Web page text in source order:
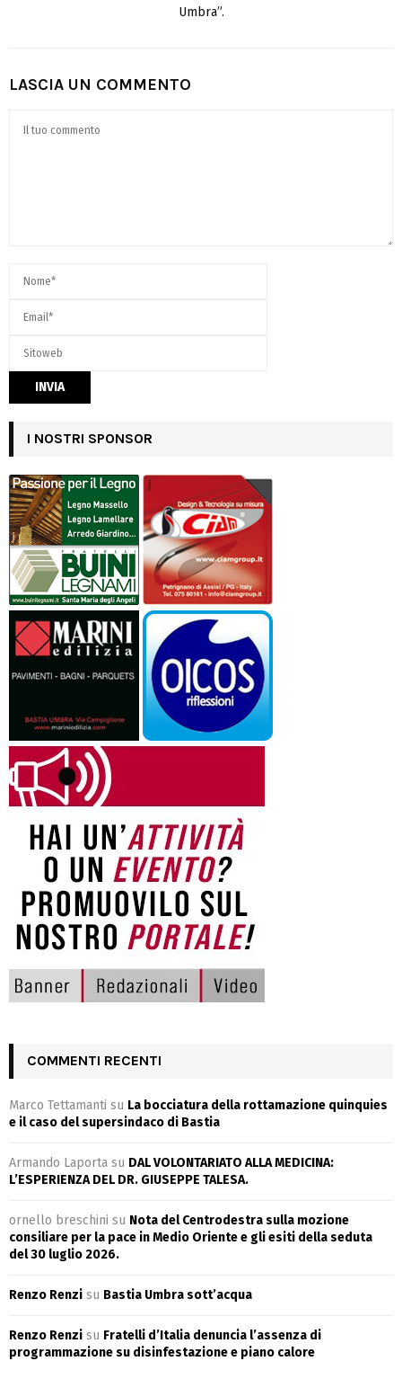
Umbra”.
LASCIA UN COMMENTO
I NOSTRI SPONSOR
COMMENTI RECENTI
Marco Tettamanti su La bocciatura della rottamazione quinquies
e il caso del supersindaco di Bastia
Armando Laporta su DAL VOLONTARIATO ALLA MEDICINA:
L’ESPERIENZA DEL DR. GIUSEPPE TALESA.
ornello breschini su Nota del Centrodestra sulla mozione
consiliare per la pace in Medio Oriente e gli esiti della seduta
del 30 luglio 2026.
Renzo Renzi su Bastia Umbra sott’acqua
Renzo Renzi su Fratelli d’Italia denuncia l’assenza di
programmazione su disinfestazione e piano calore